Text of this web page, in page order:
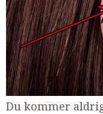
Du kommer